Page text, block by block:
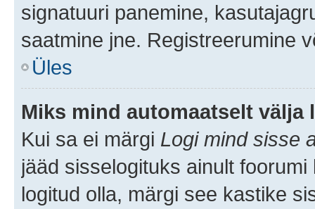
signatuuri panemine,
saatmine jne. Registreerumine
Üles
Miks mind automaatselt välja
Kui sa ei märgi Logi mind sisse
jääd sisselogituks ainult
logitud olla, märgi see kastike